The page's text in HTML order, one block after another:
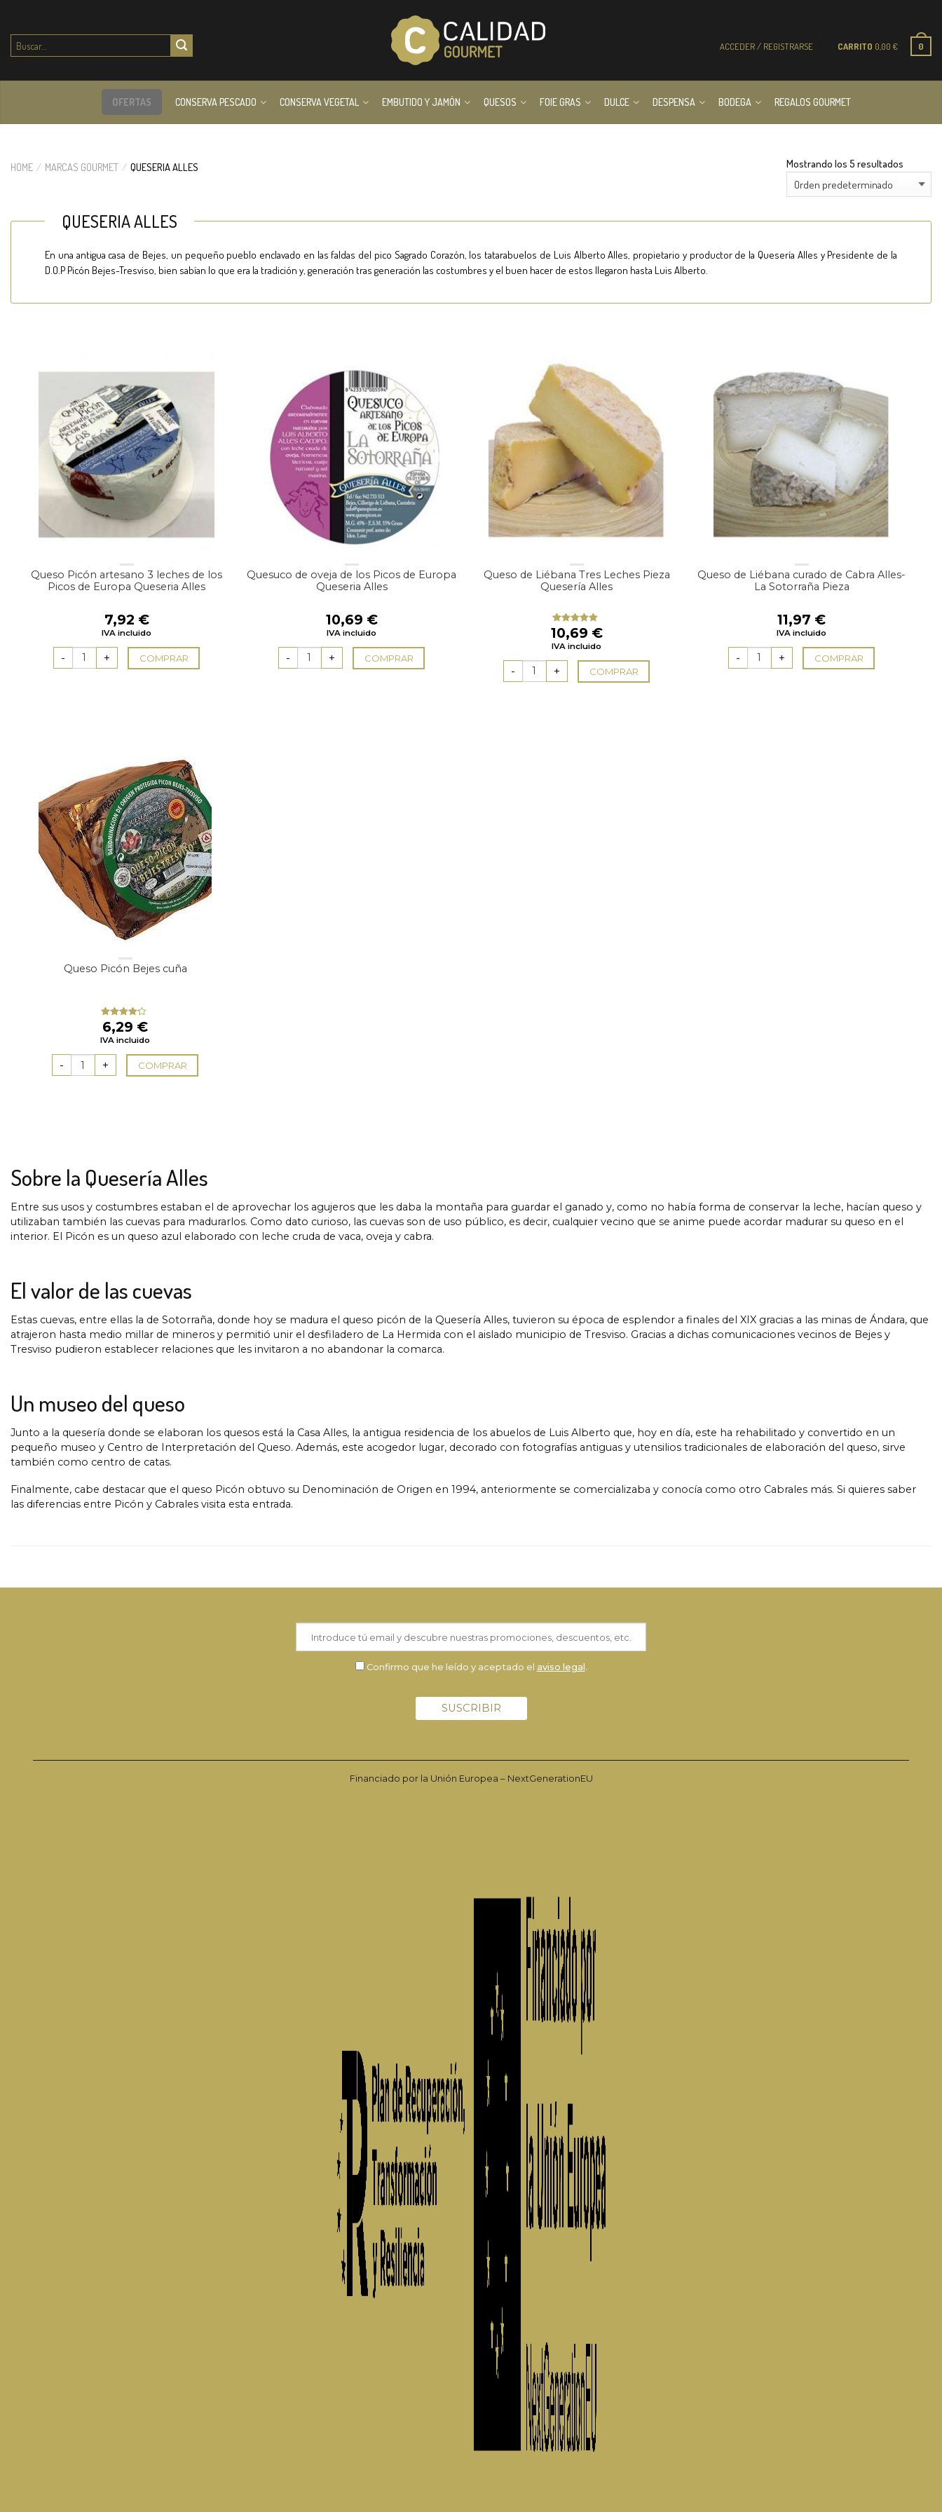
Buscar
por: ACCEDER / REGISTRARSE CARRITO 0,00 € 0
OFERTAS CONSERVA PESCADO CONSERVA VEGETAL EMBUTIDO Y JAMÓN QUESOS FOIE GRAS DULCE DESPENSA BODEGA REGALOS GOURMET
HOME / MARCAS GOURMET / QUESERIA ALLES Mostrando los 5 resultados
QUESERIA ALLES
En una antigua casa de Bejes, un pequeño pueblo enclavado en las faldas del pico Sagrado Corazón, los tatarabuelos de Luis Alberto Alles, propietario y productor de la Quesería Alles y Presidente de la
D.O.P Picón Bejes-Tresviso, bien sabían lo que era la tradición y, generación tras generación las costumbres y el buen hacer de estos llegaron hasta Luis Alberto.
Queso Picón artesano 3 leches de los
Picos de Europa Queseria Alles
7,92 €
IVA incluido
COMPRAR
Quesuco de oveja de los Picos de Europa
Queseria Alles
10,69 €
IVA incluido
COMPRAR
Queso de Liébana Tres Leches Pieza
Quesería Alles
Valorado
con5.00de
5
10,69 €
IVA incluido
COMPRAR
Queso de Liébana curado de Cabra Alles-
La Sotorraña Pieza
11,97 €
IVA incluido
COMPRAR
Queso Picón Bejes cuña
Valorado
con4.00
de 5
6,29 €
IVA incluido
COMPRAR
Sobre la Quesería Alles
Entre sus usos y costumbres estaban el de aprovechar los agujeros que les daba la montaña para guardar el ganado y, como no había forma de conservar la leche, hacían queso y
utilizaban también las cuevas para madurarlos. Como dato curioso, las cuevas son de uso público, es decir, cualquier vecino que se anime puede acordar madurar su queso en el
interior. El Picón es un queso azul elaborado con leche cruda de vaca, oveja y cabra.
El valor de las cuevas
Estas cuevas, entre ellas la de Sotorraña, donde hoy se madura el queso picón de la Quesería Alles, tuvieron su época de esplendor a finales del XIX gracias a las minas de Ándara, que
atrajeron hasta medio millar de mineros y permitió unir el desfiladero de La Hermida con el aislado municipio de Tresviso. Gracias a dichas comunicaciones vecinos de Bejes y
Tresviso pudieron establecer relaciones que les invitaron a no abandonar la comarca.
Un museo del queso
Junto a la quesería donde se elaboran los quesos está la Casa Alles, la antigua residencia de los abuelos de Luis Alberto que, hoy en día, este ha rehabilitado y convertido en un
pequeño museo y Centro de Interpretación del Queso. Además, este acogedor lugar, decorado con fotografías antiguas y utensilios tradicionales de elaboración del queso, sirve
también como centro de catas.
Finalmente, cabe destacar que el queso Picón obtuvo su Denominación de Origen en 1994, anteriormente se comercializaba y conocía como otro Cabrales más. Si quieres saber
las diferencias entre Picón y Cabrales visita esta entrada.
Confirmo que he leído y aceptado el aviso legal.
Financiado por la Unión Europea – NextGenerationEU